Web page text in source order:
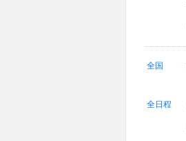
全国
全日程